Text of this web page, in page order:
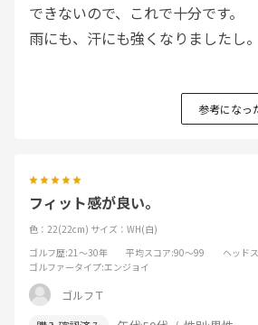
できないので、これで十分です。
雨にも、汗にも強くなりましたし。
参考になっ
フィット感が良い。
色：22(22cm) サイズ：WH(白)
ゴルフ歴:21～30年 平均スコア:90～99 ヘッド
ゴルファータイプ:エンジョイ
ゴルフＴ